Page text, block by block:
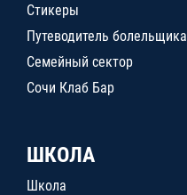
Стикеры
Путеводитель болельщика
Семейный сектор
Сочи Клаб Бар
ШКОЛА
Школа